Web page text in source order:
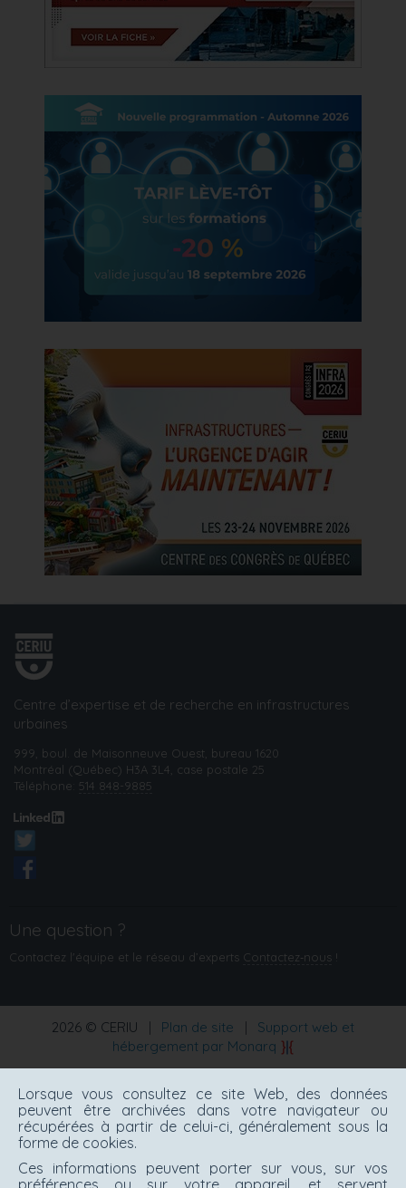
Centre d’expertise et de recherche en infrastructures
urbaines
999, boul. de Maisonneuve Ouest, bureau 1620
Montréal (Québec) H3A 3L4, case postale 25
Téléphone: 514 848-9885
Une question ?
Contactez l'équipe et le réseau d’experts Contactez‑nous !
2026 © CERIU | Plan de site |
Support web et
hébergement par Monarq
Lorsque vous consultez ce site Web, des données
peuvent être archivées dans votre navigateur ou
récupérées à partir de celui-ci, généralement sous la
forme de cookies.
Ces informations peuvent porter sur vous, sur vos
préférences ou sur votre appareil, et servent